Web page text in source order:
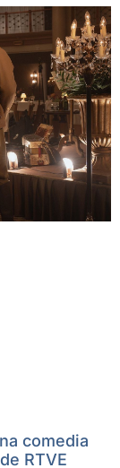
comedia
RTVE